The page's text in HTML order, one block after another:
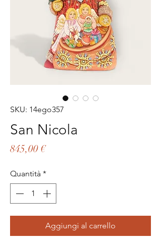
SKU: 14ego357
San Nicola
845,00 €Prezzo
Quantità *
Aggiungi al carrello